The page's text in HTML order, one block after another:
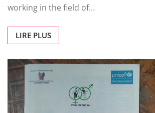
working in the field of…
LIRE PLUS